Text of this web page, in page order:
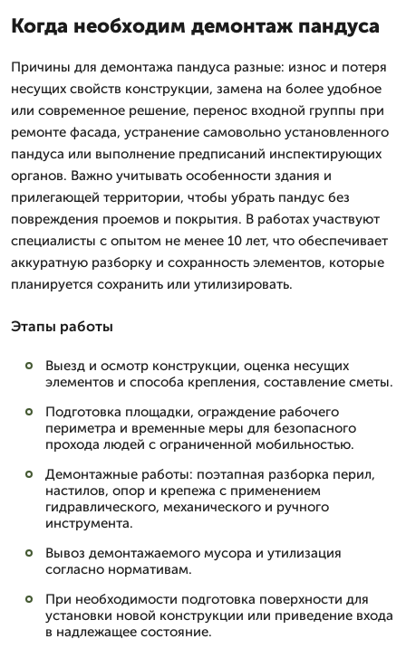
Когда необходим демонтаж пандуса
Причины для демонтажа пандуса разные: износ и потеря
несущих свойств конструкции, замена на более удобное
или современное решение, перенос входной группы при
ремонте фасада, устранение самовольно установленного
пандуса или выполнение предписаний инспектирующих
органов. Важно учитывать особенности здания и
прилегающей территории, чтобы убрать пандус без
повреждения проемов и покрытия. В работах участвуют
специалисты с опытом не менее 10 лет, что обеспечивает
аккуратную разборку и сохранность элементов, которые
планируется сохранить или утилизировать.
Этапы работы
Выезд и осмотр конструкции, оценка несущих
элементов и способа крепления, составление сметы.
Подготовка площадки, ограждение рабочего
периметра и временные меры для безопасного
прохода людей с ограниченной мобильностью.
Демонтажные работы: поэтапная разборка перил,
настилов, опор и крепежа с применением
гидравлического, механического и ручного
инструмента.
Вывоз демонтажаемого мусора и утилизация
согласно нормативам.
При необходимости подготовка поверхности для
установки новой конструкции или приведение входа
в надлежащее состояние.